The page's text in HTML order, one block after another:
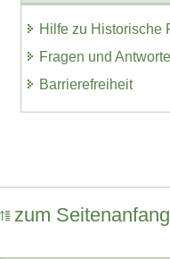
Hilfe zu Historische
Fragen und
Barrierefreiheit
zum Seitenanfang